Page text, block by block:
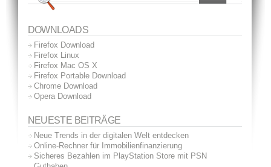
DOWNLOADS
Firefox Download
Firefox Linux
Firefox Mac OS X
Firefox Portable Download
Chrome Download
Opera Download
NEUESTE BEITRÄGE
Neue Trends in der digitalen Welt entdecken
Online-Rechner für Immobilienfinanzierung
Sicheres Bezahlen im PlayStation Store mit PSN